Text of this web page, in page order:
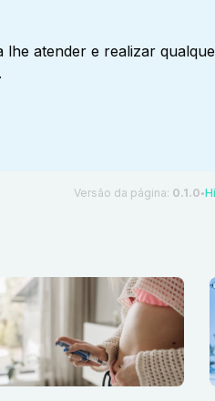
atender e realizar
Versão da página: 0.1.0 ●